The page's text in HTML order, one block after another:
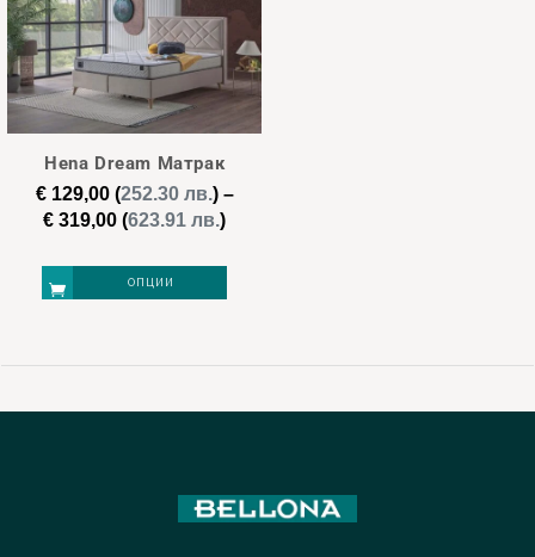
multiple
variants.
The
options
chosen
the
Hena Dream Матрак
€129,00(252.30 лв.) –
€ 319,00 (623.91 лв.)Price
€ 129,00
through
ОПЦИИ
has